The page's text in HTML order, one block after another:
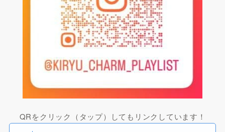
QRをクリック（タップ）してもリンクしています！